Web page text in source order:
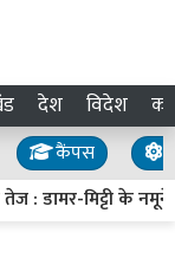
देश विदेश
कैंपस
डामर-मिट्टी के नमूने